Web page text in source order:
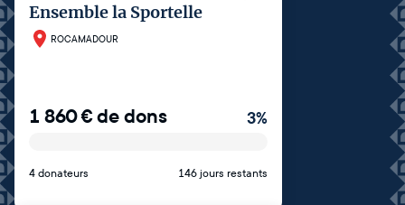
Ensemble la Sportelle
ROCAMADOUR
1 860€de dons 3%
4 donateurs 146 jours restants